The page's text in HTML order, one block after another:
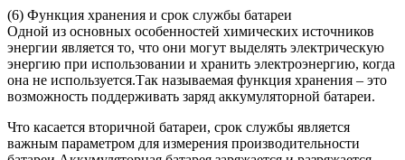
(6) Функция хранения и срок службы батареи
Одной из основных особенностей химических источников
энергии является то, что они могут выделять электрическую
энергию при использовании и хранить электроэнергию, когда
она не используется.Так называемая функция хранения – это
возможность поддерживать заряд аккумуляторной батареи.
Что касается вторичной батареи, срок службы является
важным параметром для измерения производительности